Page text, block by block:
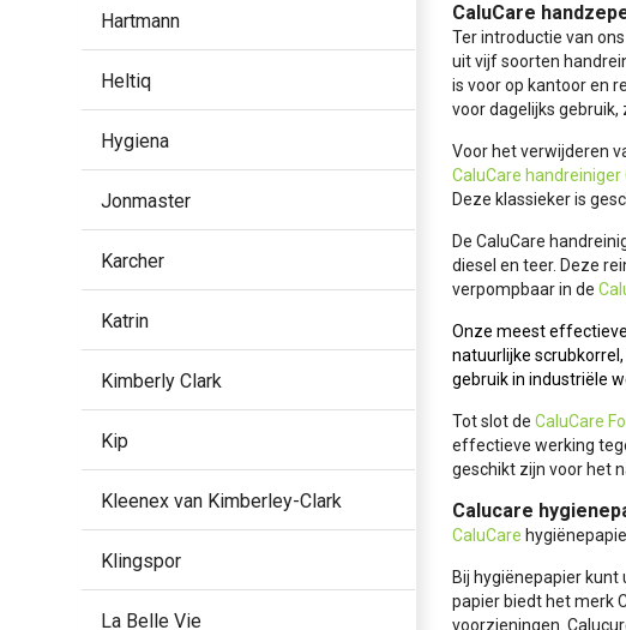
Hartmann
Heltiq
Hygiena
Jonmaster
Karcher
Katrin
Kimberly Clark
Kip
Kleenex van Kimberley-Clark
Klingspor
La Belle Vie
CaluCare
Ter introductie van
uit vijf soorten
is voor op kantoor en
voor dagelijks gebruik,
Voor het verwijderen
CaluCare handreiniger
Deze klassieker is
De CaluCare
diesel en teer. Deze
verpompbaar in de
Onze meest
natuurlijke
gebruik in industriële
Tot slot de CaluCare
effectieve werking
geschikt zijn voor het
Calucare
CaluCare
Bij hygiënepapier
papier biedt het merk
voorzieningen.